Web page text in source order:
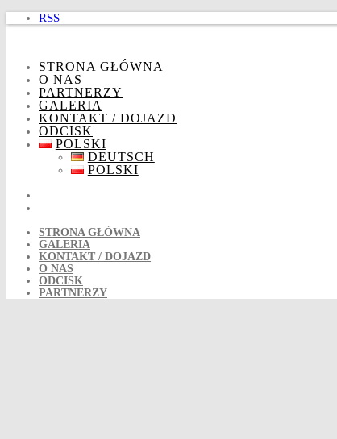
Skip
to
RSS
STRONA GŁÓWNA
O NAS
PARTNERZY
GALERIA
KONTAKT / DOJAZD
ODCISK
POLSKI
DEUTSCH
POLSKI
STRONA GŁÓWNA
GALERIA
KONTAKT / DOJAZD
O NAS
ODCISK
PARTNERZY